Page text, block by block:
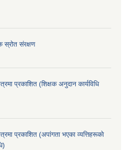
स्रोत संरक्षण
प्रकाशित (शिक्षक अनुदान कार्यविधि
प्रकाशित (अपांगता भएका व्यत्तिहरूकाे